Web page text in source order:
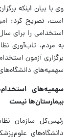
وی با بیان اینکه
است، تصریح کرد:
استخدامی را برای
به مردم، تاب‌آوری
برگزاری آزمون
سهمیه‌های
سهمیه‌های
بیمارستان‌ها نیست
رئیس‌کل سازمان
دانشگاه‌های